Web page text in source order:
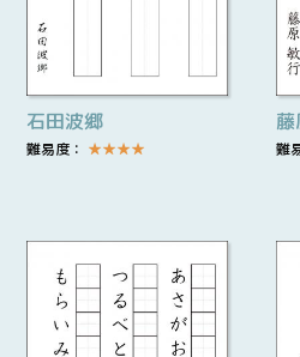
石田波郷
難易度： ★★★★
藤
難